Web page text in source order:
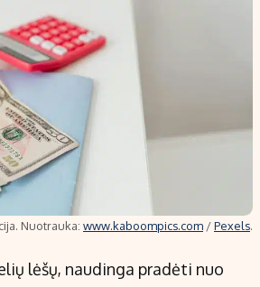
Nuotrauka: www.kaboompics.com /Pexels.
lėšų, naudinga pradėti nuo